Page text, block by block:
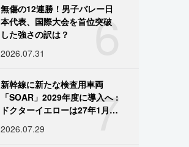
6
無傷の12連勝！男子バレー日
本代表、国際大会を首位突破
した強さの訳は？
2026.07.31
7
新幹線に新たな検査用車両
「SOAR」2029年度に導入へ :
ドクターイエローは27年1月に
2026.07.29